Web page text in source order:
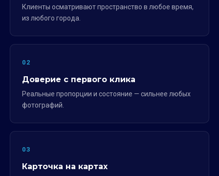
Клиенты осматривают пространство в любое время,
из любого города.
02
Доверие с первого клика
Реальные пропорции и состояние — сильнее любых
фотографий.
03
Карточка на картах